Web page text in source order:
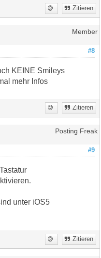
Zitieren
Member
#8
KEINE Smileys
mehr Infos
Zitieren
Posting Freak
#9
unter iOS5
Zitieren